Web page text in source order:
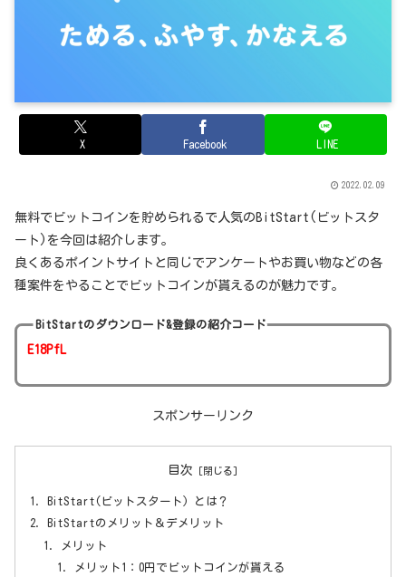
X Facebook LINE
2022.02.09
無料でビットコインを貯められるで人気のBitStart(ビットスタ
ート)を今回は紹介します。
良くあるポイントサイトと同じでアンケートやお買い物などの各
種案件をやることでビットコインが貰えるのが魅力です。
BitStartのダウンロード&登録の紹介コード
E18PfL
スポンサーリンク
目次
BitStart(ビットスタート) とは？
BitStartのメリット＆デメリット
メリット
メリット1：0円でビットコインが貰える